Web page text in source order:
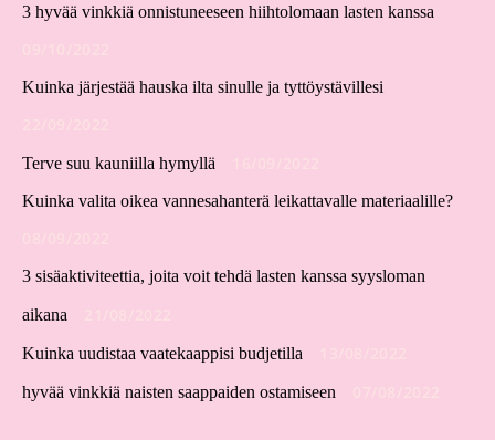
3 hyvää vinkkiä onnistuneeseen hiihtolomaan lasten kanssa
Kuinka järjestää hauska ilta sinulle ja tyttöystävillesi
Terve suu kauniilla hymyllä
Kuinka valita oikea vannesahanterä leikattavalle materiaalille?
3 sisäaktiviteettia, joita voit tehdä lasten kanssa syysloman
aikana
Kuinka uudistaa vaatekaappisi budjetilla
hyvää vinkkiä naisten saappaiden ostamiseen